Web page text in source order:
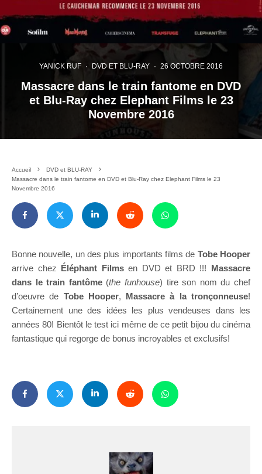
YANICK RUF · DVD ET BLU-RAY · 26 OCTOBRE 2016
Massacre dans le train fantome en DVD
et Blu-Ray chez Elephant Films le 23
Novembre 2016
Accueil
DVD et BLU-RAY
Massacre dans le train fantome en DVD et Blu-Ray chez Elephant Films le 23
Novembre 2016
Bonne nouvelle, un des plus importants films de Tobe Hooper
arrive chez Éléphant Filmsen DVD et BRD !!! Massacre
dans le train fantôme(the funhouse) tire son nom du chef
d’oeuvre de Tobe Hooper, Massacre à la tronçonneuse!
Certainement une des idées les plus vendeuses dans les
années 80! Bientôt le test ici même de ce petit bijou du cinéma
fantastique qui regorge de bonus incroyables et exclusifs!